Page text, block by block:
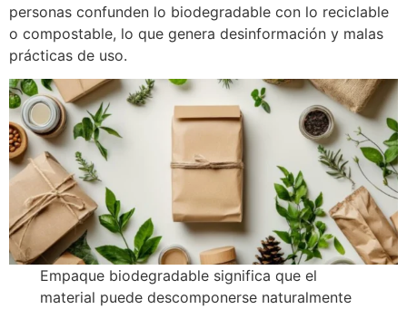
personas confunden lo biodegradable con lo reciclable
o compostable, lo que genera desinformación y malas
prácticas de uso.
Empaque biodegradable significa que el
material puede descomponerse naturalmente